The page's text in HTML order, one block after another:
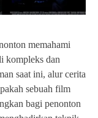
memahami
kompleks dan
saat ini, alur cerita
sebuah film
bagi penonton